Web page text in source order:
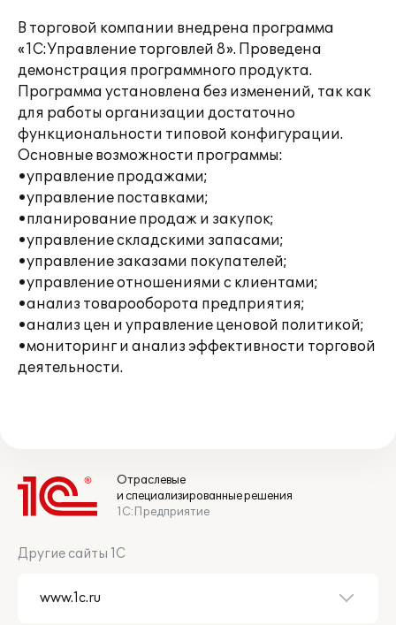
В торговой компании внедрена программа
«1С:Управление торговлей 8». Проведена
демонстрация программного продукта.
Программа установлена без изменений, так как
для работы организации достаточно
функциональности типовой конфигурации.
Основные возможности программы:
•управление продажами;
•управление поставками;
•планирование продаж и закупок;
•управление складскими запасами;
•управление заказами покупателей;
•управление отношениями с клиентами;
•анализ товарооборота предприятия;
•анализ цен и управление ценовой политикой;
•мониторинг и анализ эффективности торговой
деятельности.
Отраслевые
и специализированные решения
1С:Предприятие
Другие сайты 1С